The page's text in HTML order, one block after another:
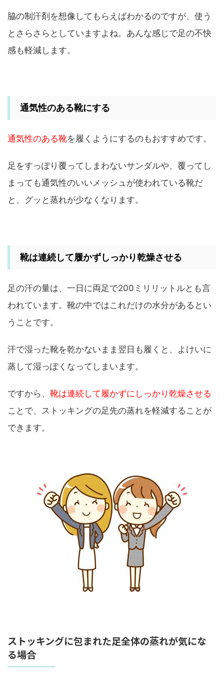
脇の制汗剤を想像してもらえばわかるのですが、使う
とさらさらとしていますよね。あんな感じで足の不快
感も軽減します。
通気性のある靴にする
通気性のある靴を履くようにするのもおすすめです。
足をすっぽり覆ってしまわないサンダルや、覆ってし
まっても通気性のいいメッシュが使われている靴だ
と、グッと蒸れが少なくなります。
靴は連続して履かずしっかり乾燥させる
足の汗の量は、一日に両足で200ミリリットルとも言
われています。靴の中ではこれだけの水分があるとい
うことです。
汗で湿った靴を乾かないまま翌日も履くと、よけいに
蒸して湿っぽくなってしまいます。
ですから、 靴は連続して履かずにしっかり乾燥させる
ことで、ストッキングの足先の蒸れを軽減することが
できます。
ストッキングに包まれた足全体の蒸れが気にな
る場合